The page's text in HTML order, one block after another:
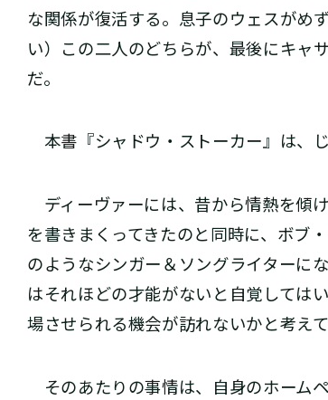
な関係が復活する。息子のウェスがめ
い）この二人のどちらが、最後にキャ
だ。
本書『シャドウ・ストーカー』は、
ディーヴァーには、昔から情熱を傾
を書きまくってきたのと同時に、ボブ
のようなシンガー＆ソングライターに
はそれほどの才能がないと自覚しては
場させられる機会が訪れないかと考えて
そのあたりの事情は、自身のホーム